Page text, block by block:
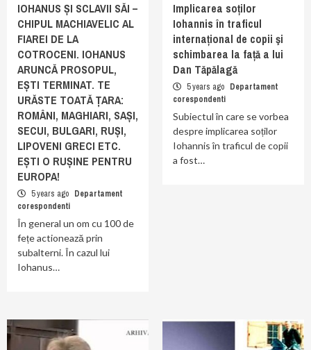
IOHANUS ȘI SCLAVII SĂI –
CHIPUL MACHIAVELIC AL
FIAREI DE LA
COTROCENI. IOHANUS
ARUNCĂ PROSOPUL,
EȘTI TERMINAT. TE
URĂSTE TOATĂ ȚARA:
ROMÂNI, MAGHIARI, SAȘI,
SECUI, BULGARI, RUȘI,
LIPOVENI GRECI ETC.
EȘTI O RUȘINE PENTRU
EUROPA!
5 years ago Departament
corespondenti
În general un om cu 100 de
fețe actionează prin
subalterni. În cazul lui
Iohanus…
Implicarea soților
Iohannis în traficul
internațional de copii şi
schimbarea la față a lui
Dan Tăpălagă
5 years ago Departament
corespondenti
Subiectul în care se vorbea
despre implicarea soților
Iohannis în traficul de copii
a fost…